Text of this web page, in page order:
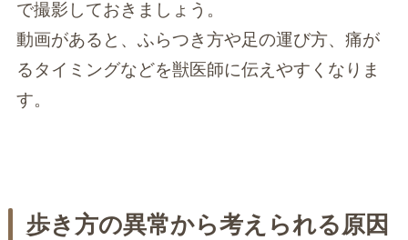
で撮影しておきましょう。
動画があると、ふらつき方や足の運び方、痛が
るタイミングなどを獣医師に伝えやすくなりま
す。
歩き方の異常から考えられる原因